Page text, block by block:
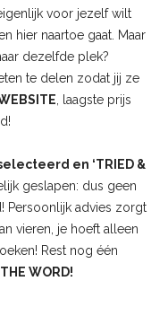
voor jezelf wilt
hier naartoe gaat. Maar
dezelfde plek?
te delen zodat jij ze
, laagste prijs
en ‘TRIED &
geslapen: dus geen
Persoonlijk advies zorgt
vieren, je hoeft alleen
Rest nog één
THE WORD!